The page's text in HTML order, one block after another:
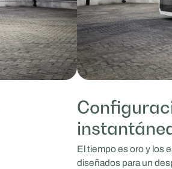
El tiempo es oro y los
diseñados para un